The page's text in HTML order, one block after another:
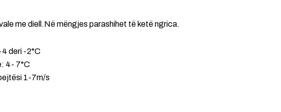
me diell.Në mëngjes parashihet të ketë ngrica.
deri -2°C
4- 7°C
1-7m/s